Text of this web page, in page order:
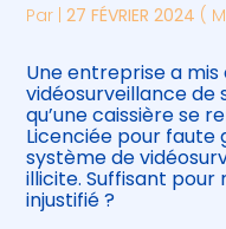
Développer votre
Construire votre
Être prêt pour la
électronique
Par |27 FÉVRIER 2024 (
Une entreprise a
vidéosurveillance de
qu’une caissière se
Licenciée pour faute
système de
illicite. Suffisant
injustifié ?